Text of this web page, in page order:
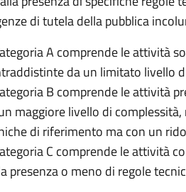
di tutela della pubblica
A comprende le attività
da un limitato livello
B comprende le attività
maggiore livello di
di riferimento ma con un
C comprende le attività
presenza o meno di regole